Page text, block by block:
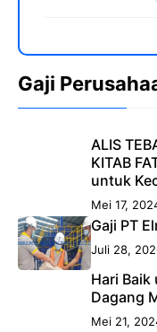
Gaji
ALIS
KITAB
untuk
Mei 17,
Gaji PT
Juli 28,
Hari Baik
Dagang
Mei 21,